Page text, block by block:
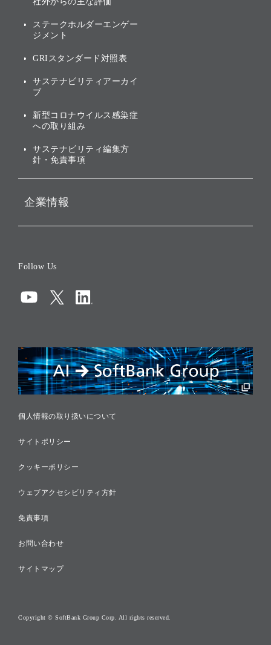
[AI] What dreams are made
グループ企業一覧
アニュアルレポート
株主・投資家情報（IR）に
サステナビリティの考え方
ガバナンス
投資先のサステナビリティ
ステークホルダーエンゲー
ジメント
GRIスタンダード対照表
サステナビリティアーカイ
ブ
新型コロナウイルス感染症
への取り組み
サステナビリティ編集方
針・免責事項
企業情報
コンプライアンス
リスクマネジメント
税務に対する取り組み
採用情報
Follow Us
個人情報の取り扱いについて
サイトポリシー
クッキーポリシー
ウェブアクセシビリティ方針
免責事項
お問い合わせ
サイトマップ
Copyright © SoftBank Group Corp. All rights reserved.